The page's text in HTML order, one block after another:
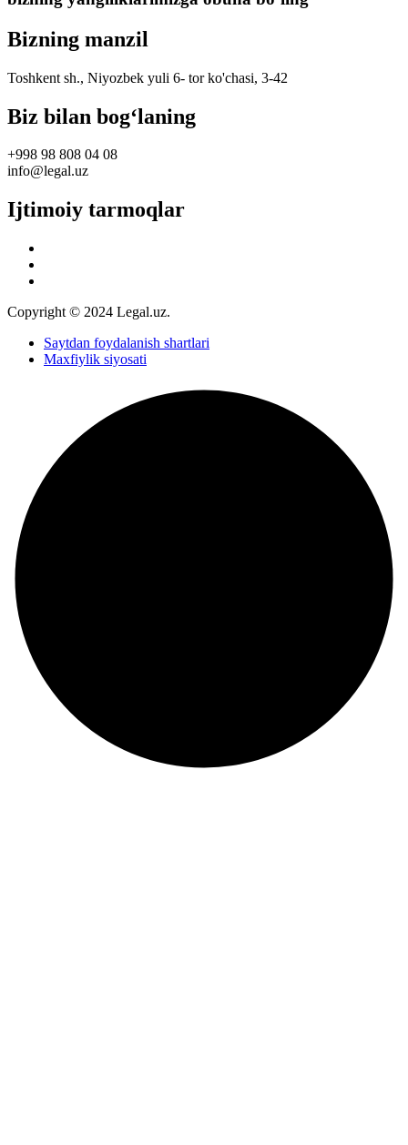
Bizning manzil
Toshkent sh., Niyozbek yuli 6- tor ko'chasi, 3-42
Biz bilan bog‘laning
+998 98 808 04 08
info@legal.uz
Ijtimoiy tarmoqlar
Copyright © 2024 Legal.uz.
Saytdan foydalanish shartlari
Maxfiylik siyosati